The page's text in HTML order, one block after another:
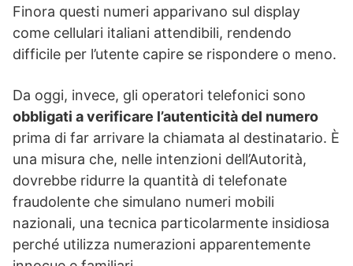
Finora questi numeri apparivano sul display
come cellulari italiani attendibili, rendendo
difficile per l’utente capire se rispondere o meno.
Da oggi, invece, gli operatori telefonici sono
obbligati a verificare l’autenticità del numero
prima di far arrivare la chiamata al destinatario. È
una misura che, nelle intenzioni dell’Autorità,
dovrebbe ridurre la quantità di telefonate
fraudolente che simulano numeri mobili
nazionali, una tecnica particolarmente insidiosa
perché utilizza numerazioni apparentemente